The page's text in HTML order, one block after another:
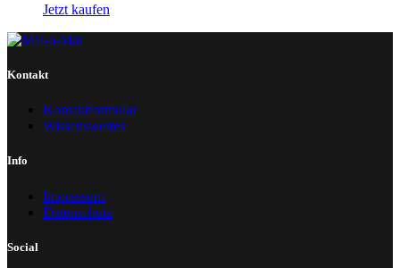
Jetzt kaufen
Kontakt
Kontaktformular
Wissenswertes
Info
Impressum
Datenschutz
Social